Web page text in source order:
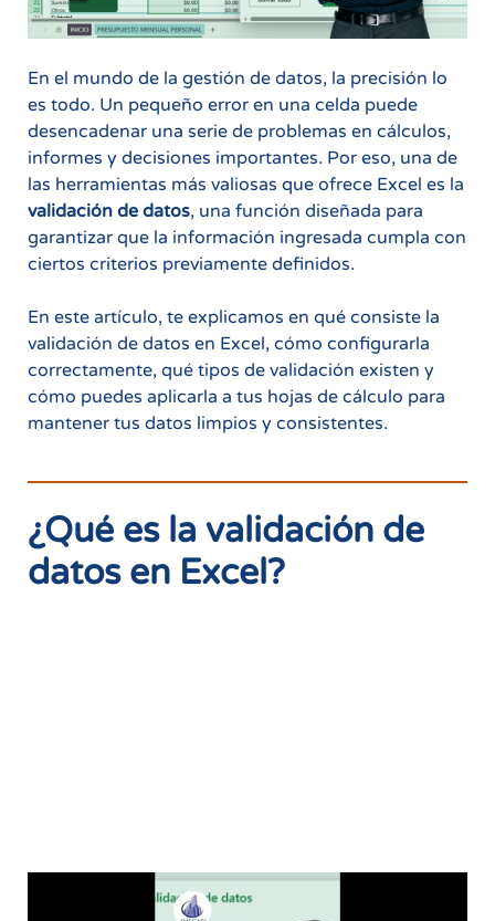
En el mundo de la gestión de datos, la precisión lo
es todo. Un pequeño error en una celda puede
desencadenar una serie de problemas en cálculos,
informes y decisiones importantes. Por eso, una de
las herramientas más valiosas que ofrece Excel es la
validación de datos, una función diseñada para
garantizar que la información ingresada cumpla con
ciertos criterios previamente definidos.
En este artículo, te explicamos en qué consiste la
validación de datos en Excel, cómo configurarla
correctamente, qué tipos de validación existen y
cómo puedes aplicarla a tus hojas de cálculo para
mantener tus datos limpios y consistentes.
¿Qué es la validación de
datos en Excel?